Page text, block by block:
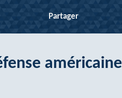
Partager
américaine